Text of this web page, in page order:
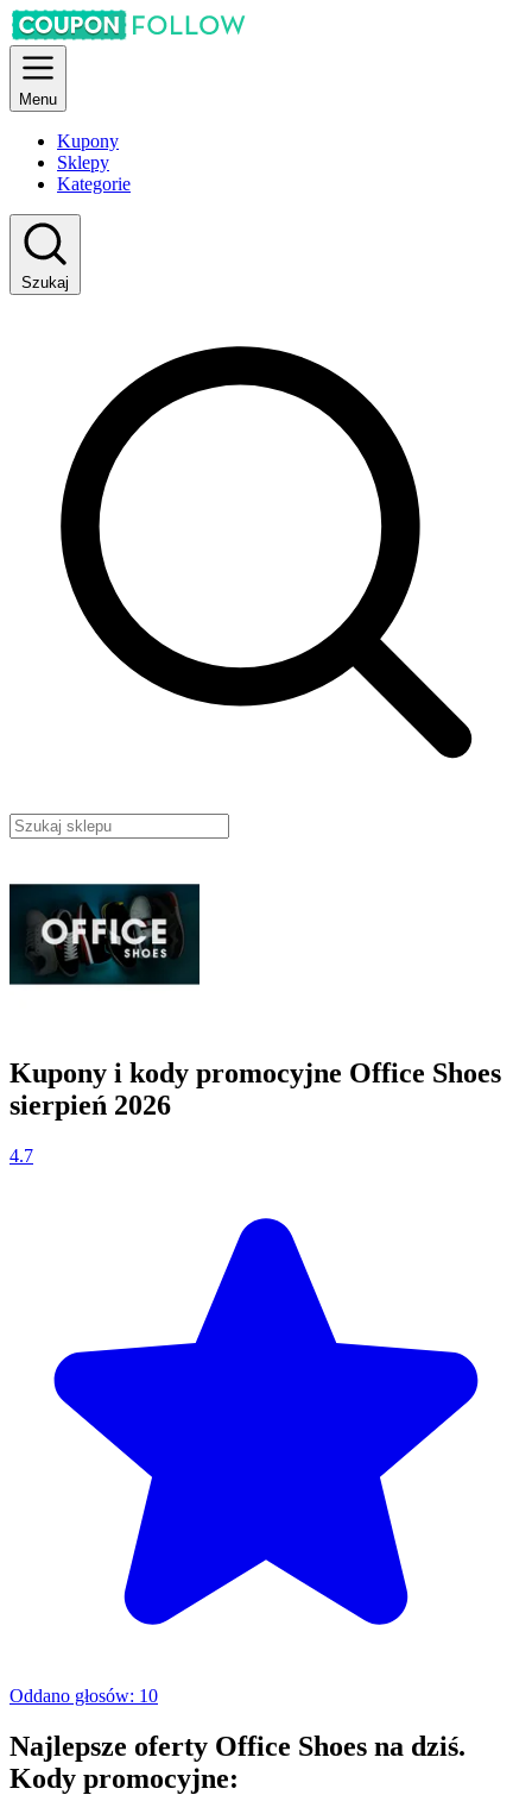
Menu
Kupony
Sklepy
Kategorie
Szukaj
Kupony i kody promocyjne Office Shoes
sierpień 2026
4.7
Oddano głosów: 10
Najlepsze oferty Office Shoes na dziś.
Kody promocyjne: